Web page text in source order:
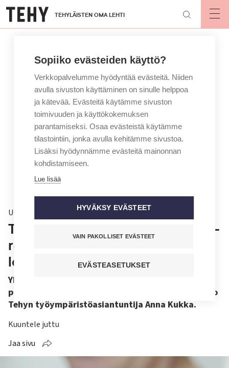
Hyppää
pääsisältöön
TEHYLÄISTEN OMA LEHTI
Uutinen
Tehy: Rokotuspykälään selkeyttä –
rokotuksilla painostamisen
loputtava työpaikoilla
Yksityisyydensuoja ja rokotusten vapaaehtoisuus
pitää taata myös työkseen muita hoitaville, sanoo
Tehyn työympäristöasiantuntija Anna Kukka.
Kuuntele juttu
Jaa sivu
Sopiiko evästeiden käyttö?
Verkkopalvelumme hyödyntää evästeitä. Niiden
avulla sivuston käyttäminen on sinulle helppoa
ja kätevää. Evästeitä käytämme sivuston
toimivuuden ja käyttökokemuksen
parantamiseksi. Osaa evästeistä käytämme
tilastointiin, jonka avulla kehitämme sivustoa.
Lisäksi hyödynnämme evästeitä mainonnan
kohdistamiseen.
Lue lisää
HYVÄKSY EVÄSTEET
VAIN PAKOLLISET EVÄSTEET
EVÄSTEASETUKSET